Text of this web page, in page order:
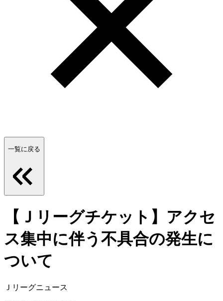
一覧に戻る
【Ｊリーグチケット】アクセ
ス集中に伴う不具合の発生に
ついて
Ｊリーグニュース